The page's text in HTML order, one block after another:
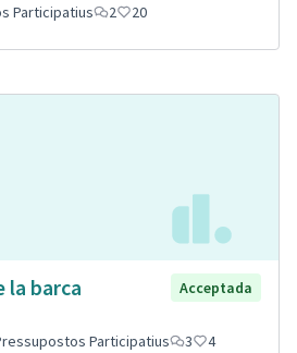
Participatius 2 20
la barca
Acceptada
Participatius 3 4